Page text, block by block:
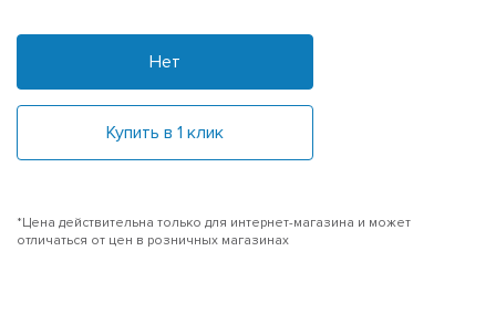
Нет
Купить в 1 клик
*Цена действительна только для интернет-магазина и может
отличаться от цен в розничных магазинах